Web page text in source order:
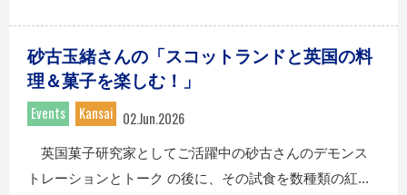
砂古玉緒さんの「スコットランドと英国の料
理＆菓子を楽しむ！」
Events
Kansai 02.Jun.2026
英国菓子研究家としてご活躍中の砂古さんのデモンス
トレーションとトーク の後に、その試食を数種類の紅...